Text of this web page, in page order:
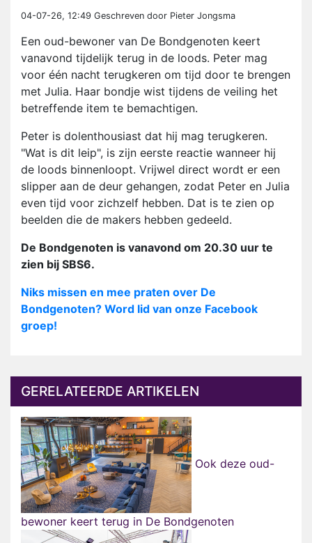
04-07-26, 12:49 Geschreven door Pieter Jongsma
Een oud-bewoner van De Bondgenoten keert
vanavond tijdelijk terug in de loods. Peter mag
voor één nacht terugkeren om tijd door te brengen
met Julia. Haar bondje wist tijdens de veiling het
betreffende item te bemachtigen.
Peter is dolenthousiast dat hij mag terugkeren.
"Wat is dit leip", is zijn eerste reactie wanneer hij
de loods binnenloopt. Vrijwel direct wordt er een
slipper aan de deur gehangen, zodat Peter en Julia
even tijd voor zichzelf hebben. Dat is te zien op
beelden die de makers hebben gedeeld.
De Bondgenoten is vanavond om 20.30 uur te
zien bij SBS6.
Niks missen en mee praten over De
Bondgenoten? Word lid van onze Facebook
groep!
GERELATEERDE ARTIKELEN
Ook deze oud-
bewoner keert terug in De Bondgenoten